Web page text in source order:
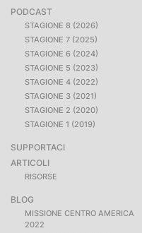
PODCAST
STAGIONE 8 (2026)
STAGIONE 7 (2025)
STAGIONE 6 (2024)
STAGIONE 5 (2023)
STAGIONE 4 (2022)
STAGIONE 3 (2021)
STAGIONE 2 (2020)
STAGIONE 1 (2019)
SUPPORTACI
ARTICOLI
RISORSE
BLOG
MISSIONE CENTRO AMERICA
2022